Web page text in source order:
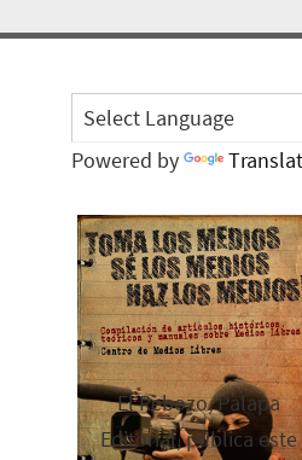
Powered by
El Rebozo, Palapa
Editorial, publica este